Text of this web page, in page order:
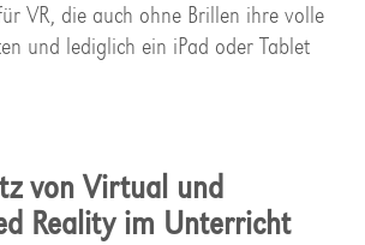
VR, die auch ohne Brillen ihre volle
und lediglich ein iPad oder Tablet
von Virtual und
Reality im Unterricht